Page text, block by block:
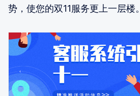
势，使您的双11服务更上一层楼。